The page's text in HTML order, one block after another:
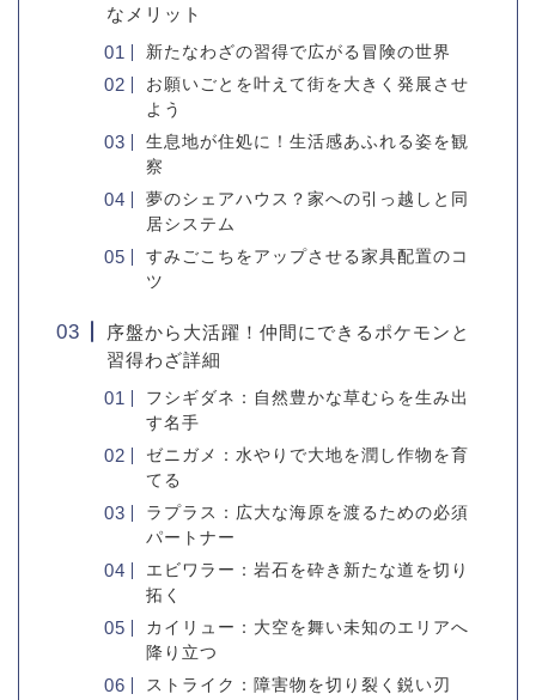
なメリット
新たなわざの習得で広がる冒険の世界
お願いごとを叶えて街を大きく発展させ
よう
生息地が住処に！生活感あふれる姿を観
察
夢のシェアハウス？家への引っ越しと同
居システム
すみごこちをアップさせる家具配置のコ
ツ
序盤から大活躍！仲間にできるポケモンと
習得わざ詳細
フシギダネ：自然豊かな草むらを生み出
す名手
ゼニガメ：水やりで大地を潤し作物を育
てる
ラプラス：広大な海原を渡るための必須
パートナー
エビワラー：岩石を砕き新たな道を切り
拓く
カイリュー：大空を舞い未知のエリアへ
降り立つ
ストライク：障害物を切り裂く鋭い刃